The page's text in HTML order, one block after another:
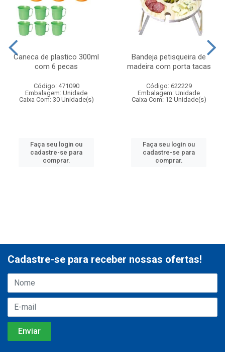
Caneca de plastico 300ml
com 6 pecas
Código: 471090
Embalagem: Unidade
Caixa Com: 30 Unidade(s)
Faça seu login ou
cadastre-se para
comprar.
Bandeja petisqueira de
madeira com porta tacas
Código: 622229
Embalagem: Unidade
Caixa Com: 12 Unidade(s)
Faça seu login ou
cadastre-se para
comprar.
Cadastre-se para receber nossas ofertas!